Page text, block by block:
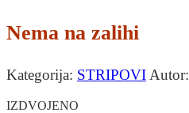
Nema na zalihi
Kategorija: STRIPOVI Autor:
IZDVOJENO